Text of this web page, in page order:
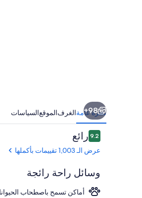
98+
نظرة عامةالغرفالموقعالسياسات
التقييمات
9.29.2 من 10رائع
عرض الـ 1,003 تقييمات بأكملها
وسائل راحة رائجة
أماكن تسمح باصطحاب